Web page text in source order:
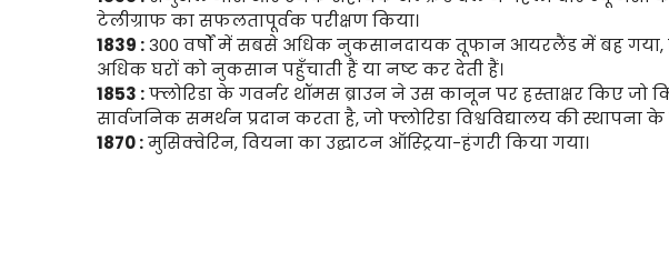
टेलीग्राफ का सफलतापूर्वक परीक्षण किया।
1839 :300 वर्षों में सबसे अधिक नुकसानदायक तूफान आयरलैंड में बह गया,
अधिक घरों को नुकसान पहुँचाती हैं या नष्ट कर देती हैं।
1853 :फ्लोरिडा के गवर्नर थॉमस ब्राउन ने उस कानून पर हस्ताक्षर किए जो
सार्वजनिक समर्थन प्रदान करता है, जो फ्लोरिडा विश्वविद्यालय की स्थापना के
1870 :मुसिक्वेरिन, वियना का उद्घाटन ऑस्ट्रिया-हंगरी किया गया।